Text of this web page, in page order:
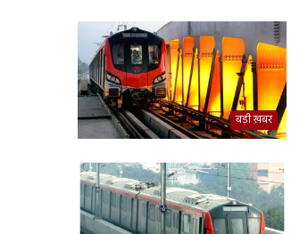
बड़ी ख़बर